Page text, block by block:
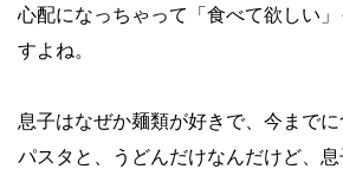
心配になっちゃって「食べて欲しい
すよね。
息子はなぜか麺類が好きで、今まで
パスタと、うどんだけなんだけど、